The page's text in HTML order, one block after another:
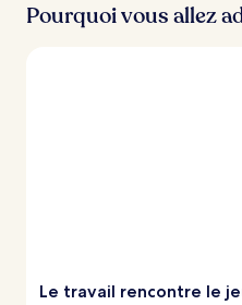
Pourquoi vous allez
Le travail rencontre le